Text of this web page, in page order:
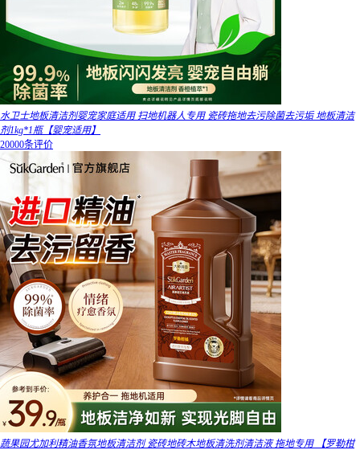
水卫士地板清洁剂婴宠家庭适用 扫地机器人专用 瓷砖拖地去污除菌去污垢 地板清洁
剂1kg*1瓶【婴宠适用】
20000条评价
蔬果园尤加利精油香氛地板清洁剂 瓷砖地砖木地板清洗剂清洁液 拖地专用 【罗勒柑